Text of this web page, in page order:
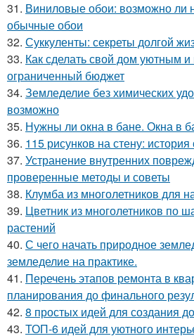
31. Виниловые обои: возможно ли
обычные обои
32. Суккуленты: секреты долгой
33. Как сделать свой дом уютным
ограниченный бюджет
34. Земледелие без химических
возможно
35. Нужны ли окна в бане. Окна в
36. 115 рисунков на стену:
37. Устранение внутренних
проверенные методы и советы
38. Клумба из многолетников для
39. Цветник из многолетников по
растений
40. С чего начать природное
земледелие на практике.
41. Перечень этапов ремонта в
планирования до финального
42. 8 простых идей для создания
43. ТОП-6 идей для уютного